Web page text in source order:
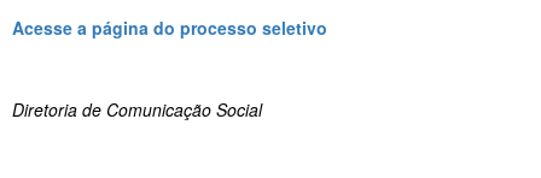
Acesse a página do processo seletivo
Diretoria de Comunicação Social